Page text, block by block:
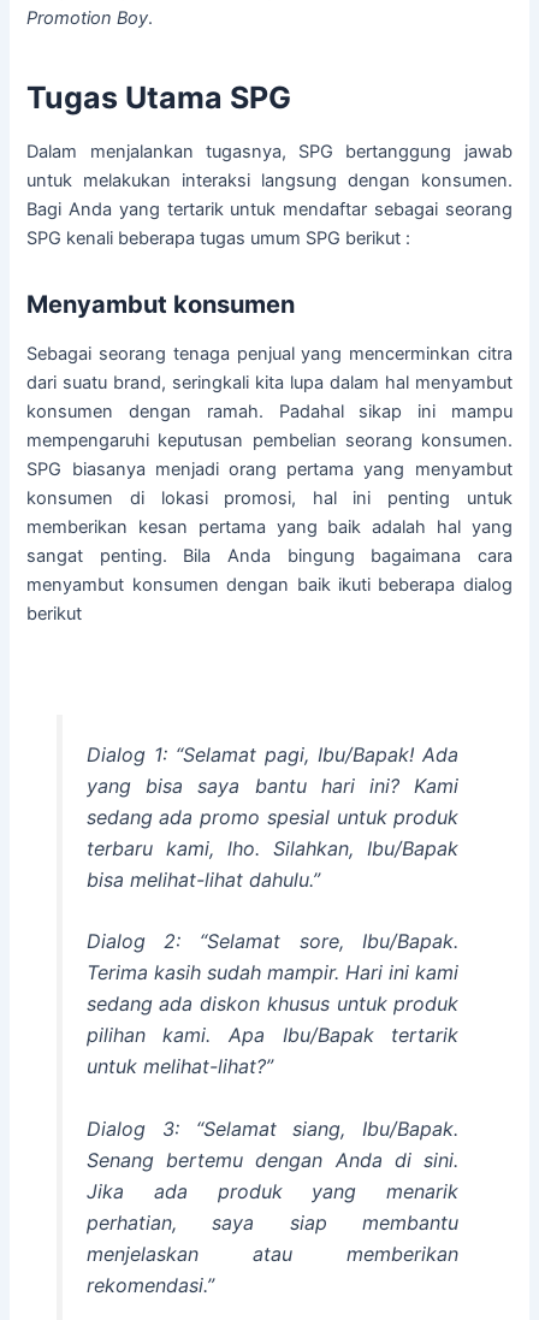
Promotion Boy.
Tugas Utama SPG
Dalam menjalankan tugasnya, SPG bertanggung jawab
untuk melakukan interaksi langsung dengan konsumen.
Bagi Anda yang tertarik untuk mendaftar sebagai seorang
SPG kenali beberapa tugas umum SPG berikut :
Menyambut konsumen
Sebagai seorang tenaga penjual yang mencerminkan citra
dari suatu brand, seringkali kita lupa dalam hal menyambut
konsumen dengan ramah. Padahal sikap ini mampu
mempengaruhi keputusan pembelian seorang konsumen.
SPG biasanya menjadi orang pertama yang menyambut
konsumen di lokasi promosi, hal ini penting untuk
memberikan kesan pertama yang baik adalah hal yang
sangat penting. Bila Anda bingung bagaimana cara
menyambut konsumen dengan baik ikuti beberapa dialog
berikut
Dialog 1: “Selamat pagi, Ibu/Bapak! Ada
yang bisa saya bantu hari ini? Kami
sedang ada promo spesial untuk produk
terbaru kami, lho. Silahkan, Ibu/Bapak
bisa melihat-lihat dahulu.”
Dialog 2: “Selamat sore, Ibu/Bapak.
Terima kasih sudah mampir. Hari ini kami
sedang ada diskon khusus untuk produk
pilihan kami. Apa Ibu/Bapak tertarik
untuk melihat-lihat?”
Dialog 3: “Selamat siang, Ibu/Bapak.
Senang bertemu dengan Anda di sini.
Jika ada produk yang menarik
perhatian, saya siap membantu
menjelaskan atau memberikan
rekomendasi.”